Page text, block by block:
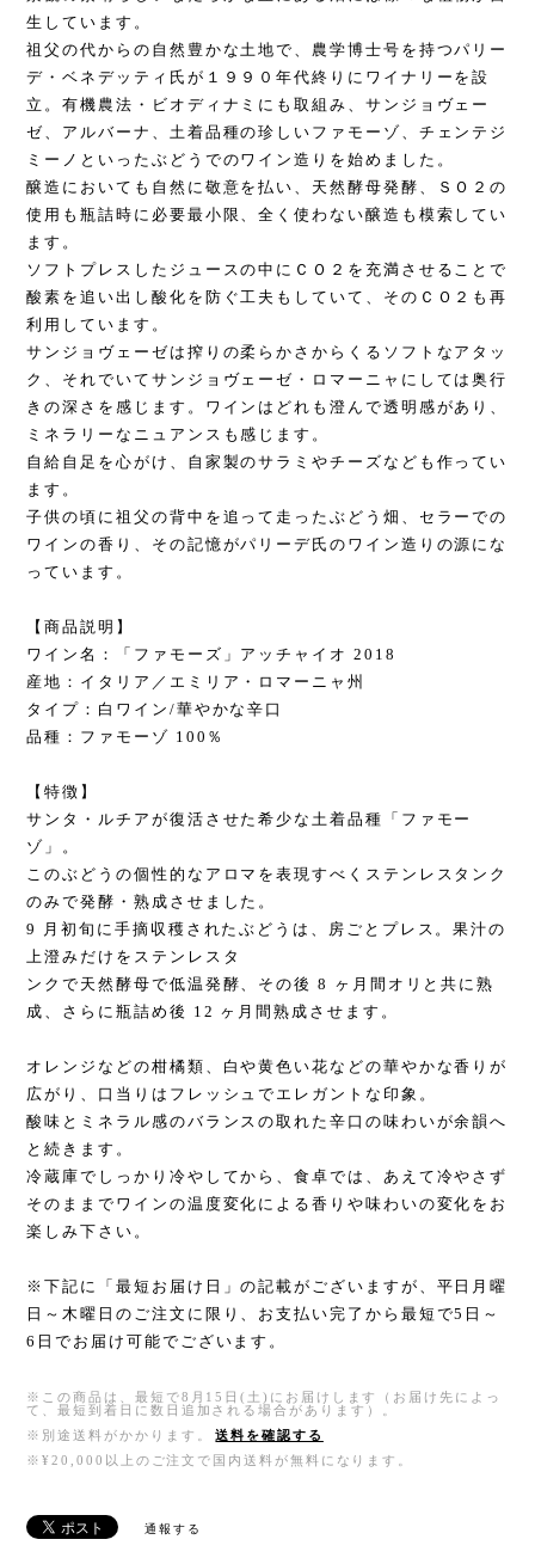
生しています。
祖父の代からの自然豊かな土地で、農学博士号を持つパリー
デ・ベネデッティ氏が１９９０年代終りにワイナリーを設
立。有機農法・ビオディナミにも取組み、サンジョヴェー
ゼ、アルバーナ、土着品種の珍しいファモーゾ、チェンテジ
ミーノといったぶどうでのワイン造りを始めました。
醸造においても自然に敬意を払い、天然酵母発酵、ＳＯ２の
使用も瓶詰時に必要最小限、全く使わない醸造も模索してい
ます。
ソフトプレスしたジュースの中にＣＯ２を充満させることで
酸素を追い出し酸化を防ぐ工夫もしていて、そのＣＯ２も再
利用しています。
サンジョヴェーゼは搾りの柔らかさからくるソフトなアタッ
ク、それでいてサンジョヴェーゼ・ロマーニャにしては奥行
きの深さを感じます。ワインはどれも澄んで透明感があり、
ミネラリーなニュアンスも感じます。
自給自足を心がけ、自家製のサラミやチーズなども作ってい
ます。
子供の頃に祖父の背中を追って走ったぶどう畑、セラーでの
ワインの香り、その記憶がパリーデ氏のワイン造りの源にな
っています。
【商品説明】
ワイン名：「ファモーズ」アッチャイオ 2018
産地：イタリア／エミリア・ロマーニャ州
タイプ：白ワイン/華やかな辛口
品種：ファモーゾ 100％
【特徴】
サンタ・ルチアが復活させた希少な土着品種「ファモー
ゾ」。
このぶどうの個性的なアロマを表現すべくステンレスタンク
のみで発酵・熟成させました。
9 月初旬に手摘収穫されたぶどうは、房ごとプレス。果汁の
上澄みだけをステンレスタ
ンクで天然酵母で低温発酵、その後 8 ヶ月間オリと共に熟
成、さらに瓶詰め後 12 ヶ月間熟成させます。
オレンジなどの柑橘類、白や黄色い花などの華やかな香りが
広がり、口当りはフレッシュでエレガントな印象。
酸味とミネラル感のバランスの取れた辛口の味わいが余韻へ
と続きます。
冷蔵庫でしっかり冷やしてから、食卓では、あえて冷やさず
そのままでワインの温度変化による香りや味わいの変化をお
楽しみ下さい。
※下記に「最短お届け日」の記載がございますが、平日月曜
日～木曜日のご注文に限り、お支払い完了から最短で5日～
6日でお届け可能でございます。
※この商品は、最短で8月15日(土)にお届けします（お届け先によっ
て、最短到着日に数日追加される場合があります）。
※別途送料がかかります。
送料を確認する
※¥20,000以上のご注文で国内送料が無料になります。
通報する